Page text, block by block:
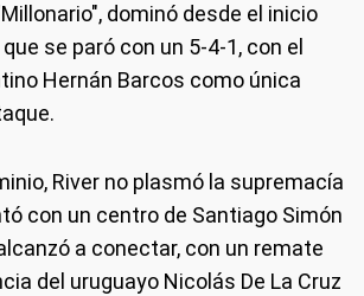
dominó desde el inicio
se paró con un 5-4-1, con el
Hernán Barcos como única
River no plasmó la supremacía
con un centro de Santiago Simón
a conectar, con un remate
del uruguayo Nicolás De La Cruz